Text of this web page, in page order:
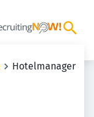
Hotelmanager